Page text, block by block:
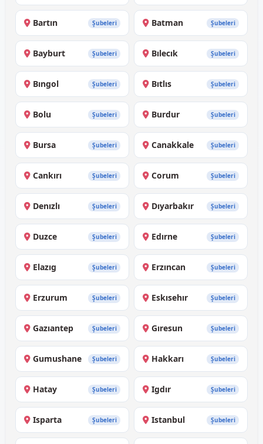
Bartın Şubeleri Batman Şubeleri
Bayburt Şubeleri Bılecık Şubeleri
Bıngol Şubeleri Bıtlıs Şubeleri
Bolu Şubeleri Burdur Şubeleri
Bursa Şubeleri Canakkale Şubeleri
Cankırı Şubeleri Corum Şubeleri
Denızlı Şubeleri Dıyarbakır Şubeleri
Duzce Şubeleri Edırne Şubeleri
Elazıg Şubeleri Erzıncan Şubeleri
Erzurum Şubeleri Eskısehır Şubeleri
Gazıantep Şubeleri Gıresun Şubeleri
Gumushane Şubeleri Hakkarı Şubeleri
Hatay Şubeleri Igdır Şubeleri
Isparta Şubeleri Istanbul Şubeleri